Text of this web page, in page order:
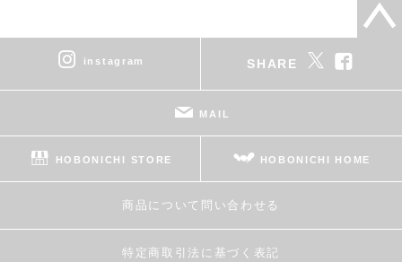
instagram SHARE
MAIL
HOBONICHI STORE HOBONICHI HOME
商品について問い合わせる
特定商取引法に基づく表記